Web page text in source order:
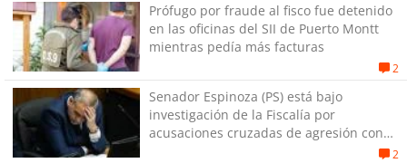
Prófugo por fraude al fisco fue detenido
en las oficinas del SII de Puerto Montt
mientras pedía más facturas
2
Senador Espinoza (PS) está bajo
investigación de la Fiscalía por
acusaciones cruzadas de agresión con
2